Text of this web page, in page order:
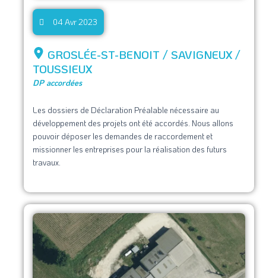
04 Avr 2023
GROSLÉE-ST-BENOIT / SAVIGNEUX /
TOUSSIEUX
DP accordées
Les dossiers de Déclaration Préalable nécessaire au
développement des projets ont été accordés. Nous allons
pouvoir déposer les demandes de raccordement et
missionner les entreprises pour la réalisation des futurs
travaux.